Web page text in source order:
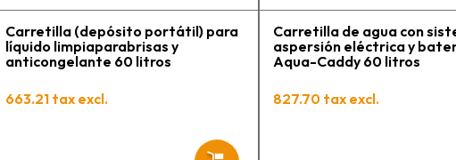
Carretilla (depósito portátil) para
líquido limpiaparabrisas y
anticongelante 60 litros
663.21 tax excl.
Carretilla de agua con
aspersión eléctrica y
Aqua-Caddy 60 litros
827.70 tax excl.